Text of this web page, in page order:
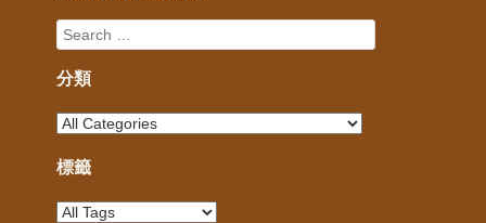
分類
標籤